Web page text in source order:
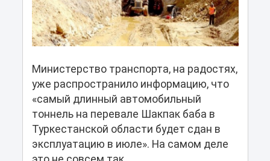
Министерство транспорта, на радостях,
уже распространило информацию, что
«самый длинный автомобильный
тоннель на перевале Шакпак баба в
Туркестанской области будет сдан в
эксплуатацию в июле». На самом деле